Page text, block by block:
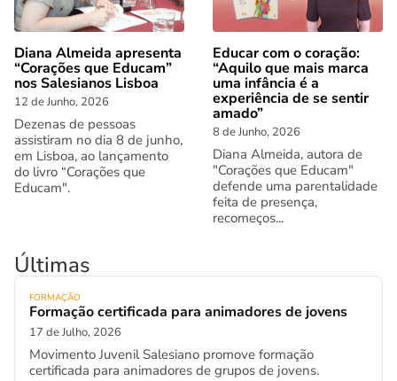
Diana Almeida apresenta
“Corações que Educam”
nos Salesianos Lisboa
12 de Junho, 2026
Dezenas de pessoas
assistiram no dia 8 de junho,
em Lisboa, ao lançamento
do livro “Corações que
Educam".
Educar com o coração:
“Aquilo que mais marca
uma infância é a
experiência de se sentir
amado”
8 de Junho, 2026
Diana Almeida, autora de
"Corações que Educam"
defende uma parentalidade
feita de presença,
recomeços...
Últimas
FORMAÇÃO
Formação certificada para animadores de jovens
17 de Julho, 2026
Movimento Juvenil Salesiano promove formação
certificada para animadores de grupos de jovens.